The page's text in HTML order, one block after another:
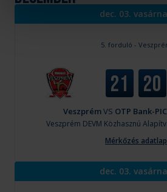
dec. 03.
5. forduló -
21 20
VeszprémVS OTP Bank-
Veszprém DEVM Közhasznú
Mérkőzés adatlap
dec. 03.